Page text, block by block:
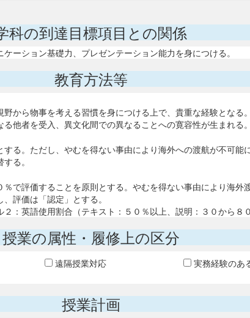
科の到達目標項目との関係
ーション基礎力、プレゼンテーション能力を身につける。
教育方法等
から物事を考える習慣を身につける上で、貴重な経験となる
他者を受入、異文化間での異なることへの寛容性が生まれる。
る。ただし、やむを得ない事由により海外への渡航が不可
る。
で評価することを原則とする。やむを得ない事由により海
評価は「認定」とする。
英語使用割合（テキスト：５０％以上、説明：３０から８０
授業の属性・履修上の区分
遠隔授業対応 実務経験のあ
授業計画